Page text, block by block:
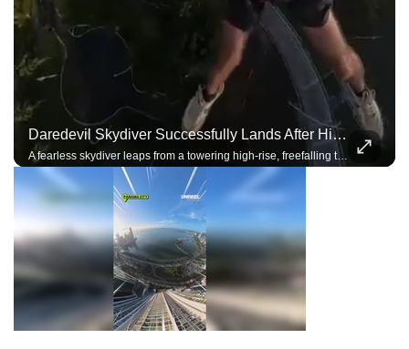
Daredevil Skydiver Successfully Lands After High-Rise Skysurfing Jump
A fearless skydiver leaps from a towering high-rise, freefalling through the city skyline before deploying the parachute and landing with incredible precision.